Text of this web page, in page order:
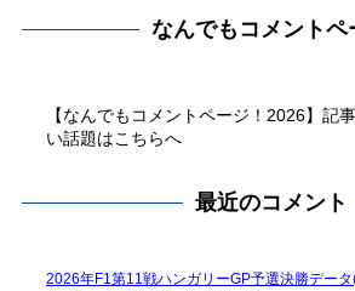
なんでもコメントペ
【なんでもコメントページ！2026】記
い話題はこちらへ
最近のコメント
2026年F1第11戦ハンガリーGP予選決勝データ